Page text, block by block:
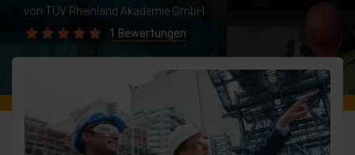
von TÜV Rheinland Akademie GmbH
1 Bewertungen